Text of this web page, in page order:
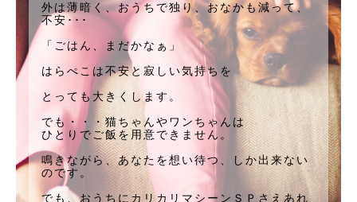
外は薄暗く、おうちで独り、おなかも減って、
不安･･･
「ごはん、まだかなぁ」
はらぺこは不安と寂しい気持ちを
とっても大きくします。
でも・・・猫ちゃんやワンちゃんは
ひとりでご飯を用意できません。
鳴きながら、あなたを想い待つ、しか出来ない
のです。
でも、おうちにカリカリマシーンＳＰさえあれ